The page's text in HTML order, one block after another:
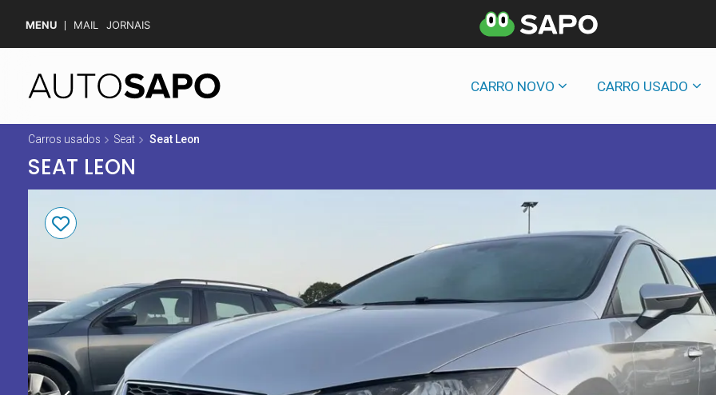
MENU MAIL JORNAIS
CARRO NOVO CARRO USADO
Carros usados Seat Seat Leon
SEAT LEON